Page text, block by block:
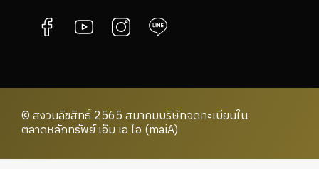
© สงวนลิขสิทธิ์ 2565 สมาคมบริษัทจดทะเบียนใน
ตลาดหลักทรัพย์ เอ็ม เอ ไอ (maiA)